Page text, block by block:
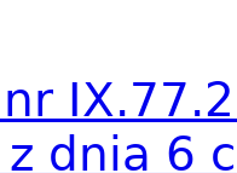
nr
z dnia 6